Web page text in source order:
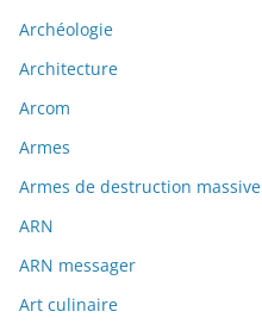
Archéologie
Architecture
Arcom
Armes
Armes de destruction massive
ARN
ARN messager
Art culinaire